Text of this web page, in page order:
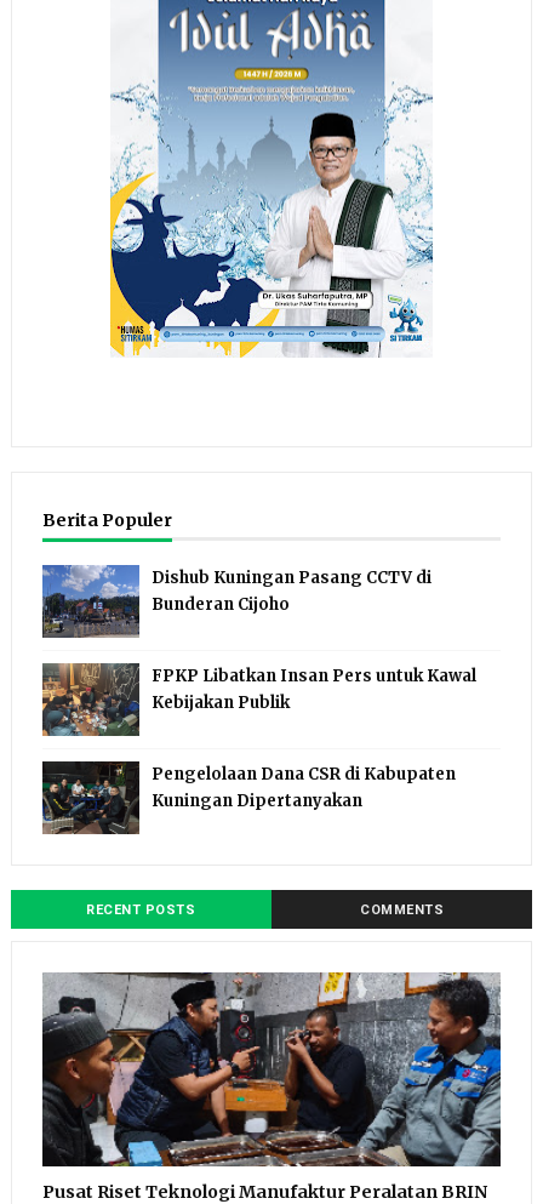
Berita Populer
Dishub Kuningan Pasang CCTV di
Bunderan Cijoho
FPKP Libatkan Insan Pers untuk Kawal
Kebijakan Publik
Pengelolaan Dana CSR di Kabupaten
Kuningan Dipertanyakan
RECENT POSTS COMMENTS
Pusat Riset Teknologi Manufaktur Peralatan BRIN